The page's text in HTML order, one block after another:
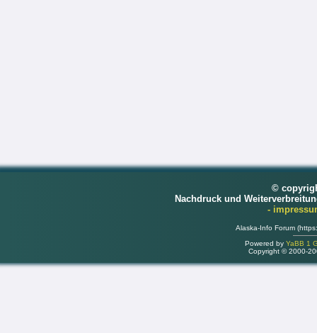
©
Nachdruck und
-
Alaska-Info Forum
Powered by YaBB 1
Copyright © 2000-